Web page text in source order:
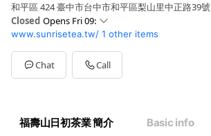
和平區 424 臺中市台中市和平區梨山里中正路39號
Closed Opens Fri 09:
SunClosed
Mon09: - 18:
Tue09: - 18:
Wed09: - 18:
SatClosed
每周假日公休
www.sunrisetea.tw/ 1 other items
Chat Call
福壽山日初茶業 簡介 Basic info